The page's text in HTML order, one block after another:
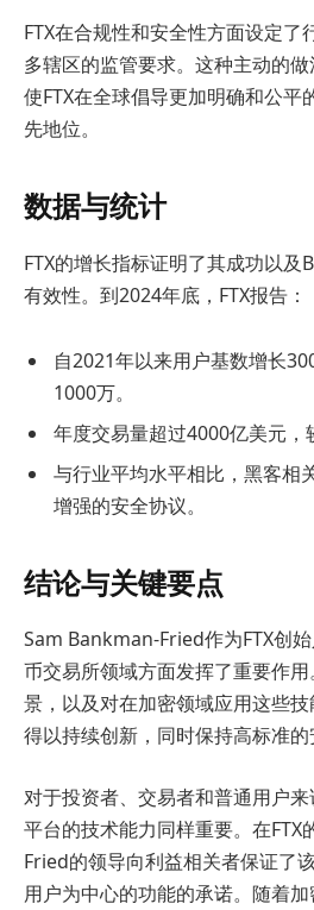
FTX在合规性和安全性方面设定了
多辖区的监管要求。这种主动的
使FTX在全球倡导更加明确和公平
先地位。
数据与统计
FTX的增长指标证明了其成功以
有效性。到2024年底，FTX报告：
自2021年以来用户基数增长
1000万。
年度交易量超过4000亿美元，
与行业平均水平相比，黑客相
增强的安全协议。
结论与关键要点
Sam Bankman-Fried作为FTX创
币交易所领域方面发挥了重要作
景，以及对在加密领域应用这些
得以持续创新，同时保持高标准的
对于投资者、交易者和普通用户
平台的技术能力同样重要。在
Fried的领导向利益相关者保证了
用户为中心的功能的承诺。随着